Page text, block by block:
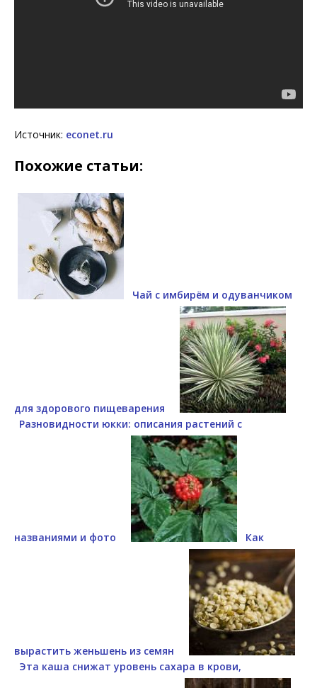
Источник: econet.ru
Похожие статьи:
Чай с имбирём и одуванчиком
для здорового пищеварения
Разновидности юкки: описания растений с
названиями и фото Как
вырастить женьшень из семян
Эта каша снижат уровень сахара в крови,